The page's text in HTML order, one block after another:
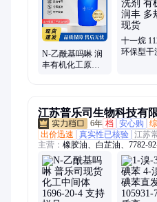
N-乙酰基吗啉 润
丰有机化工原料
十一烷
环保型干
江苏普乐司生物科技有
6年 档 安心购
出价迅速
真实性已核验 江苏
主营： 橡胶油、白芷油、7782-
油、桉树醇、2905-60-4、5989-
0、1192-62-7、安息油、9005-
09-7、1739-84-0、7786-30-3、
1897-52-5、7727-21-1